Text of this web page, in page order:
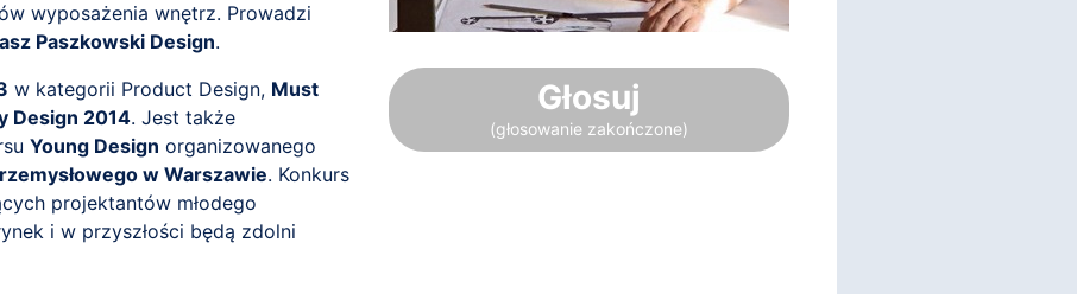
wyposażenia wnętrz. Prowadzi
Paszkowski Design.
w kategorii Product Design, Must
Design 2014. Jest także
Young Design organizowanego
w Warszawie. Konkurs
projektantów młodego
i w przyszłości będą zdolni
Głosuj
(głosowanie zakończone)